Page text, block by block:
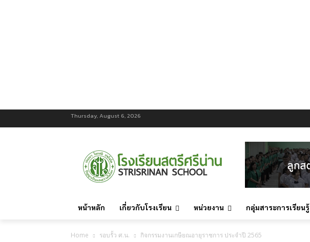
Thursday, August 6, 2026
หน้าหลัก เกี่ยวกับโรงเรียน หน่วยงาน กลุ่มสาระการเรียนรู้
Home รอบรั้ว ศ.น. กิจกรรมงานเกษียณอายุราชการ ประจำปี 2565